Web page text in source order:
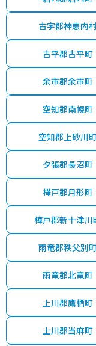
古宇郡神恵内
古平郡古平町
余市郡余市町
空知郡南幌町
空知郡上砂川
夕張郡長沼町
樺戸郡月形町
樺戸郡新十津川
雨竜郡秩父別
雨竜郡北竜町
上川郡鷹栖町
上川郡当麻町